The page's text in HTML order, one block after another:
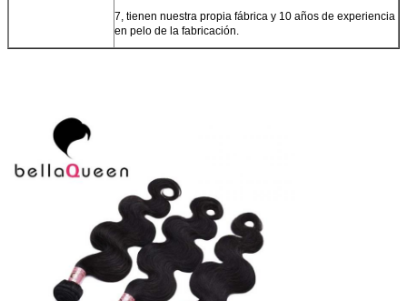
7, tienen nuestra propia fábrica y 10 años de experiencia
en pelo de la fabricación.